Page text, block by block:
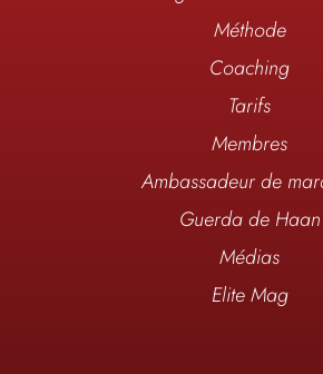
Méthode
Coaching
Tarifs
Membres
Ambassadeur de
Guerda de Haan
Médias
Elite Mag